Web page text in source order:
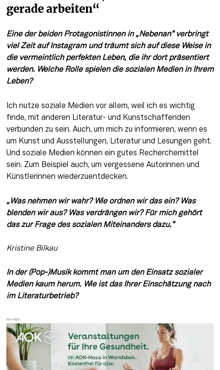
gerade arbeiten“
Eine der beiden Protagonistinnen in „Nebenan“ verbringt
viel Zeit auf Instagram und träumt sich auf diese Weise in
die vermeintlich perfekten Leben, die ihr dort präsentiert
werden. Welche Rolle spielen die sozialen Medien in Ihrem
Leben?
Ich nutze soziale Medien vor allem, weil ich es wichtig
finde, mit anderen Literatur- und Kunstschaffenden
verbunden zu sein. Auch, um mich zu informieren, wenn es
um Kunst und Ausstellungen, Literatur und Lesungen geht.
Und soziale Medien können ein gutes Recherchemittel
sein. Zum Beispiel auch, um vergessene Autorinnen und
Künstlerinnen wiederzuentdecken.
„Was nehmen wir wahr? Wie ordnen wir das ein? Was
blenden wir aus? Was verdrängen wir? Für mich gehört
das zur Frage des sozialen Miteinanders dazu.“
Kristine Bilkau
In der (Pop-)Musik kommt man um den Einsatz sozialer
Medien kaum herum. Wie ist das Ihrer Einschätzung nach
im Literaturbetrieb?